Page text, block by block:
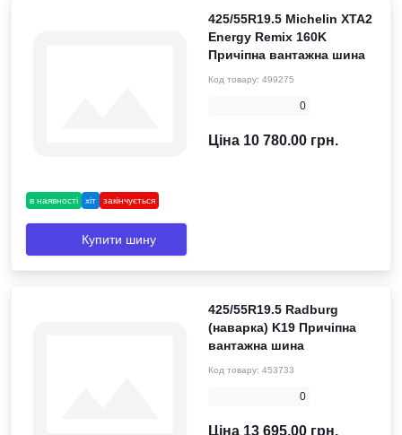
в наявності хіт закінчується
425/55R19.5 Michelin XTA2
Energy Remix 160K
Причіпна вантажна шина
Код товару: 499275
0
Ціна 10 780.00 грн.
Купити шину
425/55R19.5 Radburg
(наварка) K19 Причіпна
вантажна шина
Код товару: 453733
0
Ціна 13 695.00 грн.